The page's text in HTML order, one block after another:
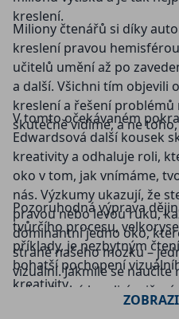
kreslení.
Miliony čtenářů si díky
kreslení pravou
učitelů umění až po
a další. Všichni tím objevili
kreslení a řešení problémů
skutečně vidíme, a ne
V tomto očekávaném
Edwardsová další kousek
kreativity a odhaluje roli,
oko v tom, jak vnímáme,
nás. Výzkumy ukazují, že
pravou nebo levou ruku,
dominantní jedno oko,
straně našeho mozku –
vizuální. Jakmile se
jednoduchá kreslicí
jak vnímáte, přemýšlíte a
Pozoruhodná výprava
tvůrčího procesu,
příklady, je nezbytným
bohatší pochopení
kreativity.